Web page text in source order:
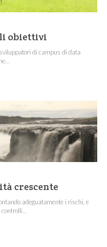
obiettivi
di campus di data
crescente
adeguatamente i rischi, e